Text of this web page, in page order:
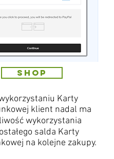
SHOP
Karty
klient nadal ma
wykorzystania
salda Karty
na kolejne zakupy.